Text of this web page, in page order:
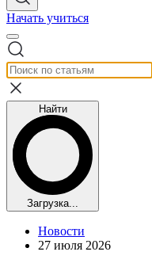
Начать учиться
Найти
Загрузка...
Новости
27 июля 2026